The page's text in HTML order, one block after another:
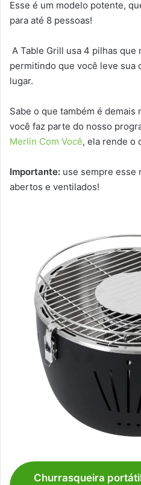
Esse é um modelo potente,
para até 8 pessoas!
A Table Grill usa 4 pilhas que
permitindo que você leve sua
lugar.
Sabe o que também é demais
você faz parte do nosso
Merlin Com Você, ela rende o
Importante: use sempre esse
abertos e ventilados!
Churrasqueira